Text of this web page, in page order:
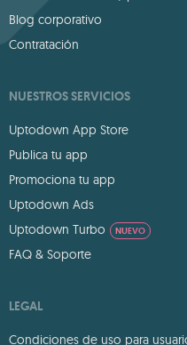
Blog corporativo
Contratación
NUESTROS SERVICIOS
Uptodown App Store
Publica tu app
Promociona tu app
Uptodown Ads
Uptodown Turbo
NUEVO
FAQ & Soporte
LEGAL
Condiciones de uso para